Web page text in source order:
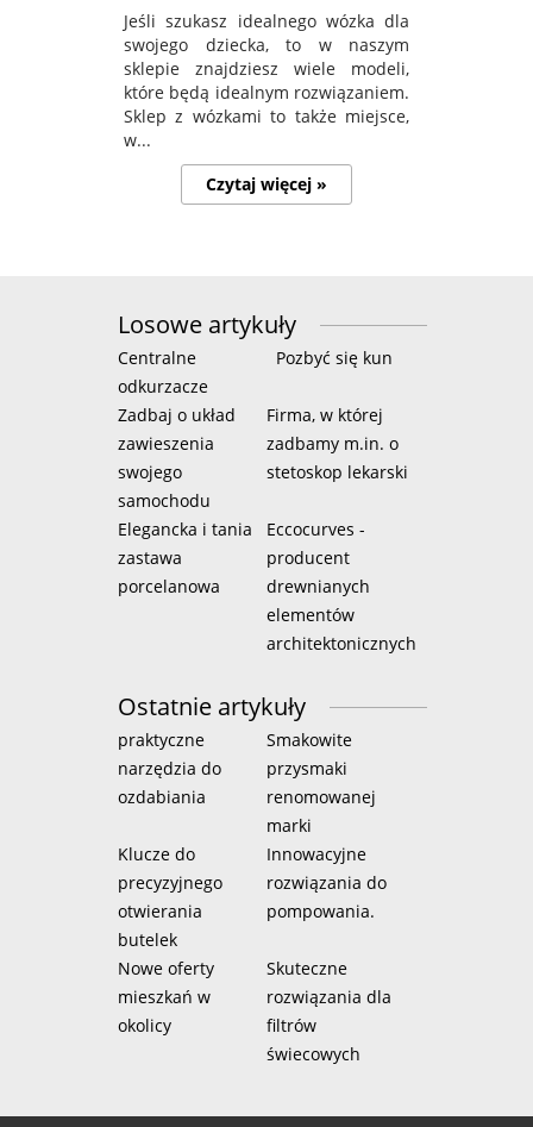
Jeśli szukasz idealnego wózka dla
swojego dziecka, to w naszym
sklepie znajdziesz wiele modeli,
które będą idealnym rozwiązaniem.
Sklep z wózkami to także miejsce,
w...
Czytaj więcej »
Losowe artykuły
Centralne
odkurzacze
Pozbyć się kun
Zadbaj o układ
zawieszenia
swojego
samochodu
Firma, w której
zadbamy m.in. o
stetoskop lekarski
Elegancka i tania
zastawa
porcelanowa
Eccocurves -
producent
drewnianych
elementów
architektonicznych
Ostatnie artykuły
praktyczne
narzędzia do
ozdabiania
Smakowite
przysmaki
renomowanej
marki
Klucze do
precyzyjnego
otwierania
butelek
Innowacyjne
rozwiązania do
pompowania.
Nowe oferty
mieszkań w
okolicy
Skuteczne
rozwiązania dla
filtrów
świecowych